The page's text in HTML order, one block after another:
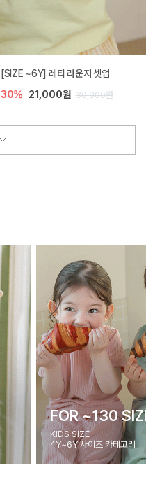
[SIZE ~6Y] 레티 라운지 셋업
30% 21,000원 30,000원
FOR ~130
KIDS SIZE
4Y~6Y 사이즈 카테고리